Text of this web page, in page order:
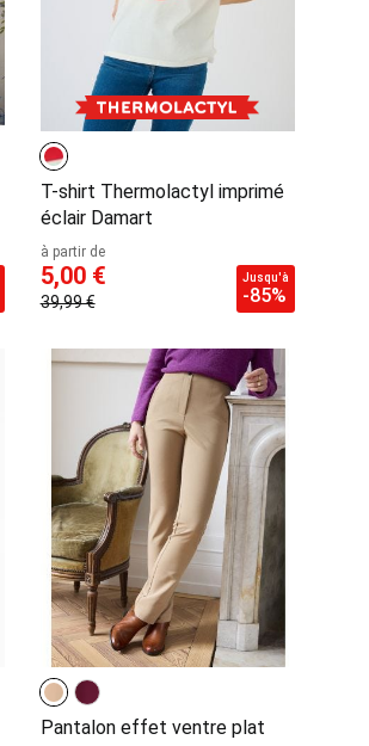
T-shirt Thermolactyl imprimé
éclair Damart
à partir de
5,00 €
39,99 €
Jusqu'à
-85%
Pantalon effet ventre plat